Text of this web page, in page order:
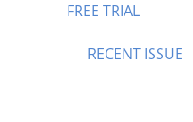
FREE TRIAL
RECENT ISSUE